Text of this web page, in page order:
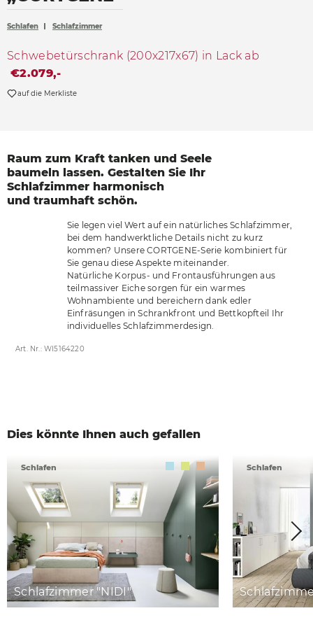
Sonnen- und Sichtschutz
Schlafen Schlafzimmer
Schwebetürschrank (200x217x67) in Lack ab
€2.079,-
auf die Merkliste
Raum zum Kraft tanken und Seele
baumeln lassen. Gestalten Sie Ihr
Schlafzimmer harmonisch
und traumhaft schön.
Art. Nr.: WI5164220
Sie legen viel Wert auf ein natürliches Schlafzimmer,
bei dem handwerktliche Details nicht zu kurz
kommen? Unsere CORTGENE-Serie kombiniert für
Sie genau diese Aspekte miteinander.
Natürliche Korpus- und Frontausführungen aus
teilmassiver Eiche sorgen für ein warmes
Wohnambiente und bereichern dank edler
Einfräsungen in Schrankfront und Bettkopfteil Ihr
individuelles Schlafzimmerdesign.
Dies könnte Ihnen auch gefallen
Schlafzimmer "NIDI"
Schlafen Schlafen